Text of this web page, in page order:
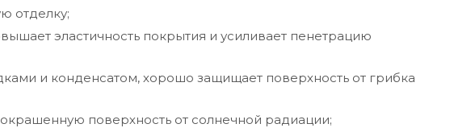
отделку;
эластичность покрытия и усиливает пенетрацию
и конденсатом, хорошо защищает поверхность от грибка
поверхность от солнечной радиации;